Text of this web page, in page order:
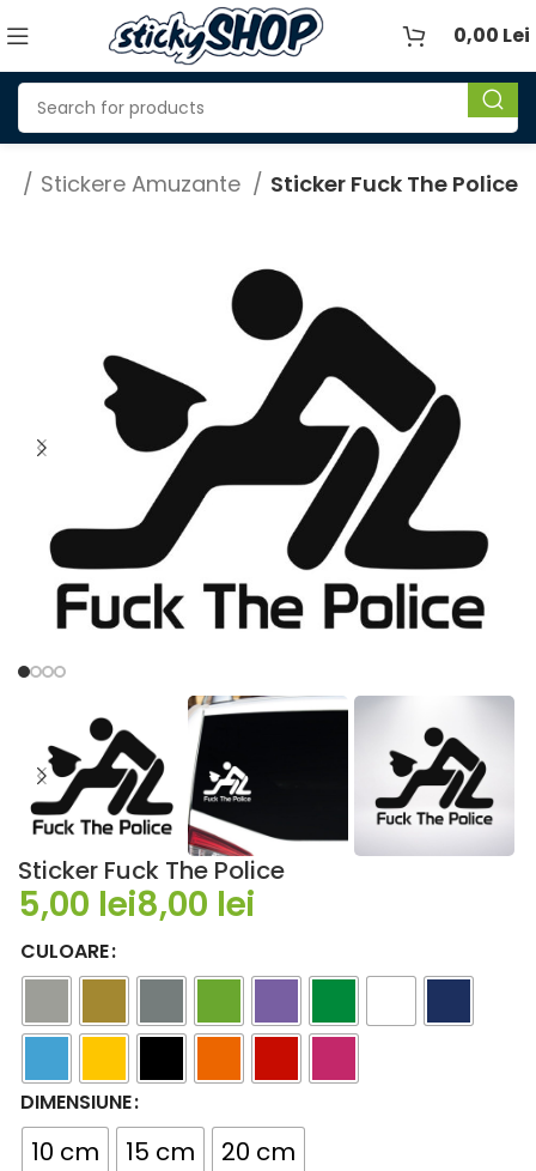
0,00 Lei
Stickere Amuzante Sticker Fuck The Police
Sticker Fuck The Police
lei lei
CULOARE
DIMENSIUNE
10 cm 15 cm 20 cm